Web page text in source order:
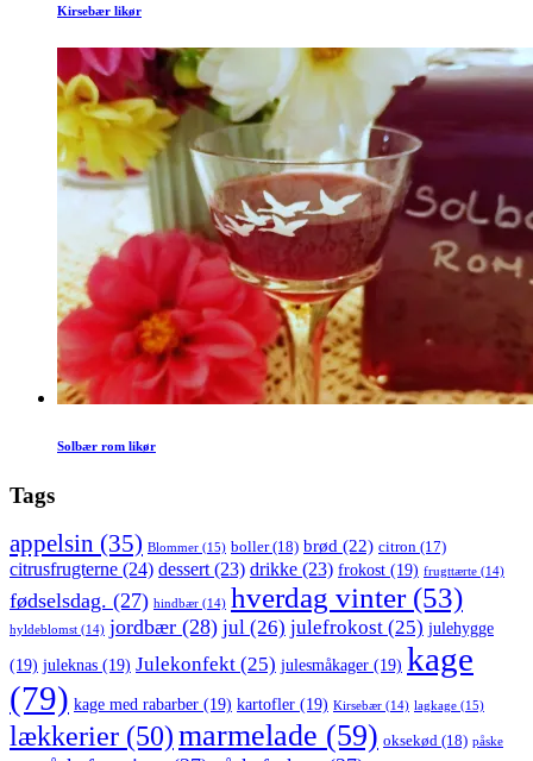
Kirsebær likør
Solbær rom likør
Tags
appelsin (35) Blommer (15) boller(18) brød (22) citron (17)
citrusfrugterne (24) dessert(23) drikke (23) frokost (19) frugttærte (14)
fødselsdag. (27) hindbær (14) hverdag vinter(53)
hyldeblomst (14) jordbær (28) jul (26) julefrokost (25) julehygge
(19) juleknas (19) Julekonfekt (25) julesmåkager (19) kage
(79) kage med rabarber (19) kartofler (19) Kirsebær (14) lagkage (15)
lækkerier (50)marmelade (59) oksekød (18) påske